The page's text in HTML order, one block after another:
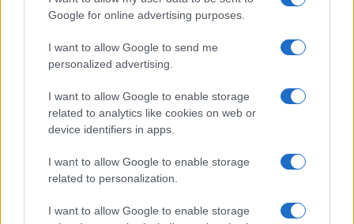
Google for online advertising purposes.
I want to allow Google to send me
personalized advertising.
I want to allow Google to enable storage
related to analytics like cookies on web or
device identifiers in apps.
I want to allow Google to enable storage
related to personalization.
I want to allow Google to enable storage
kchris (@kchris)
Member
Δεν βλέπω τον λόγο να υπογράφουμε συμφωνίες με τους
την Τουρκία βλέπε αυτοκινούμενα πυροβόλα βοήθεια στην
ανάπτυξη κινητήρα για το άρμα μάχης Altay κλπ.
A.K. (@a-k)
Trusted Member